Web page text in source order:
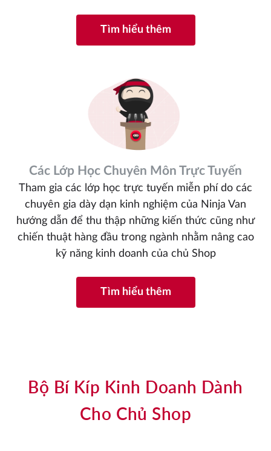
Tìm hiểu thêm
Các Lớp Học Chuyên Môn Trực Tuyến
Tham gia các lớp học trực tuyến miễn phí do các
chuyên gia dày dạn kinh nghiệm của Ninja Van
hướng dẫn để thu thập những kiến thức cũng như
chiến thuật hàng đầu trong ngành nhằm nâng cao
kỹ năng kinh doanh của chủ Shop
Tìm hiểu thêm
Bộ Bí Kíp Kinh Doanh Dành
Cho Chủ Shop